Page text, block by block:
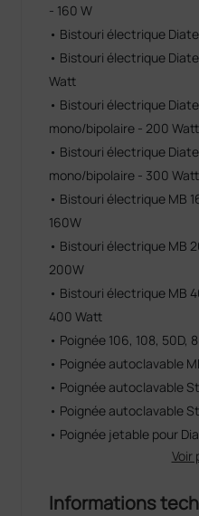
- 160 W
• Bistouri électrique
• Bistouri électrique
Watt
• Bistouri électrique
mono/bipolaire - 200 Watt
• Bistouri électrique
mono/bipolaire - 300 Watt
• Bistouri électrique MB
160W
• Bistouri électrique MB
200W
• Bistouri électrique MB
400 Watt
• Poignée 106, 108, 50D,
• Poignée autoclavable
• Poignée autoclavable
• Poignée autoclavable
• Poignée jetable pour
Voir
Informations